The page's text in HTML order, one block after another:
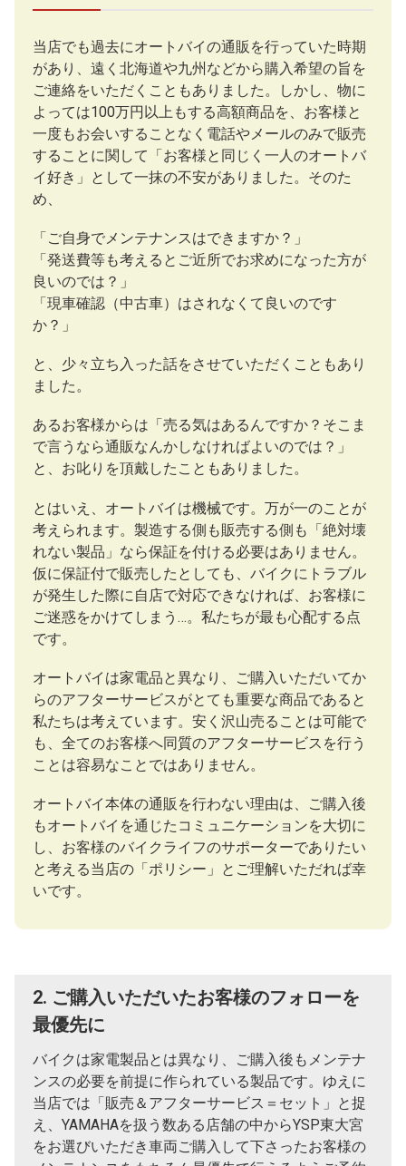
当店でも過去にオートバイの通販を行っていた時期
があり、遠く北海道や九州などから購入希望の旨を
ご連絡をいただくこともありました。しかし、物に
よっては100万円以上もする高額商品を、お客様と
一度もお会いすることなく電話やメールのみで販売
することに関して「お客様と同じく一人のオートバ
イ好き」として一抹の不安がありました。そのた
め、
「ご自身でメンテナンスはできますか？」
「発送費等も考えるとご近所でお求めになった方が
良いのでは？」
「現車確認（中古車）はされなくて良いのです
か？」
と、少々立ち入った話をさせていただくこともあり
ました。
あるお客様からは「売る気はあるんですか？そこま
で言うなら通販なんかしなければよいのでは？」
と、お叱りを頂戴したこともありました。
とはいえ、オートバイは機械です。万が一のことが
考えられます。製造する側も販売する側も「絶対壊
れない製品」なら保証を付ける必要はありません。
仮に保証付で販売したとしても、バイクにトラブル
が発生した際に自店で対応できなければ、お客様に
ご迷惑をかけてしまう…。私たちが最も心配する点
です。
オートバイは家電品と異なり、ご購入いただいてか
らのアフターサービスがとても重要な商品であると
私たちは考えています。安く沢山売ることは可能で
も、全てのお客様へ同質のアフターサービスを行う
ことは容易なことではありません。
オートバイ本体の通販を行わない理由は、ご購入後
もオートバイを通じたコミュニケーションを大切に
し、お客様のバイクライフのサポーターでありたい
と考える当店の「ポリシー」とご理解いただれば幸
いです。
2. ご購入いただいたお客様のフォローを
最優先に
バイクは家電製品とは異なり、ご購入後もメンテナ
ンスの必要を前提に作られている製品です。ゆえに
当店では「販売＆アフターサービス＝セット」と捉
え、YAMAHAを扱う数ある店舗の中からYSP東大宮
をお選びいただき車両ご購入して下さったお客様の